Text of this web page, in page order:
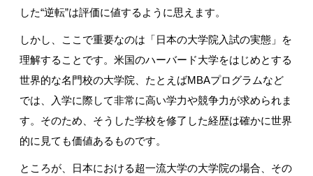
した“逆転”は評価に値するように思えます。
しかし、ここで重要なのは「日本の大学院入試の実態」を
理解することです。米国のハーバード大学をはじめとする
世界的な名門校の大学院、たとえばMBAプログラムなど
では、入学に際して非常に高い学力や競争力が求められま
す。そのため、そうした学校を修了した経歴は確かに世界
的に見ても価値あるものです。
ところが、日本における超一流大学の大学院の場合、その